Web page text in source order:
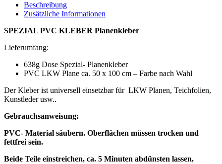
LKW
Planen
(mit
750ml
Menge
Beschreibung
Zusätzliche Informationen
SPEZIAL PVC KLEBER Planenkleber
Lieferumfang:
638g Dose Spezial- Planenkleber
PVC LKW Plane ca. 50 x 100 cm – Farbe nach Wahl
Der Kleber ist universell einsetzbar für LKW Planen, Teichfolien,
Kunstleder usw..
Gebrauchsanweisung:
PVC- Material säubern. Oberflächen müssen trocken und
fettfrei sein.
Beide Teile einstreichen, ca. 5 Minuten abdünsten lassen,